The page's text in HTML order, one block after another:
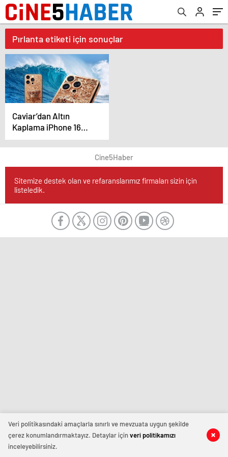
Pırlanta etiketi için sonuçlar
Caviar’dan Altın
Kaplama iPhone 16
Serisi
Cine5Haber
Sitemize destek olan ve refaranslarımız firmaları sizin için
listeledik.
Veri politikasındaki amaçlarla sınırlı ve mevzuata uygun şekilde
çerez konumlandırmaktayız. Detaylar içinveri politikamızı
inceleyebilirsiniz.